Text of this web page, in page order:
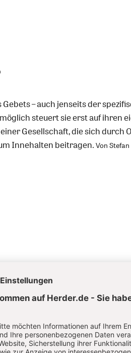
– auch jenseits der
steuert sie erst auf ihren
Gesellschaft, die sich durch
Innehalten beitragen. Von
Engagement.